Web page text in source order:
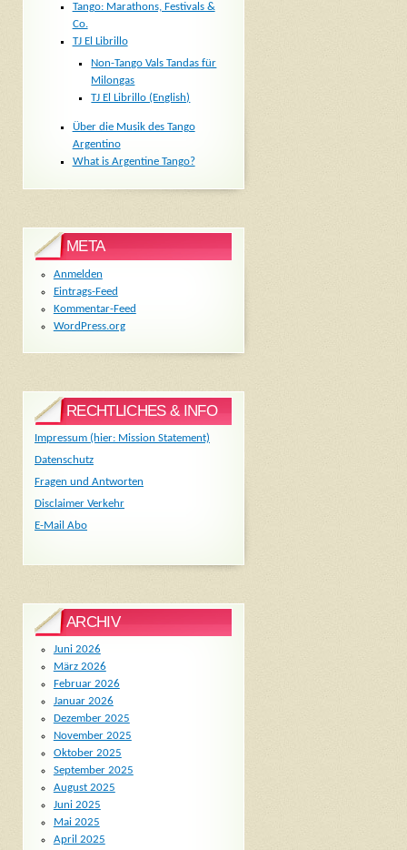
Tango: Marathons, Festivals &
Co.
TJ El Librillo
Non-Tango Vals Tandas für
Milongas
TJ El Librillo (English)
Über die Musik des Tango
Argentino
What is Argentine Tango?
META
Anmelden
Eintrags-Feed
Kommentar-Feed
WordPress.org
RECHTLICHES & INFO
Impressum (hier: Mission Statement)
Datenschutz
Fragen und Antworten
Disclaimer Verkehr
E-Mail Abo
ARCHIV
Juni 2026
März 2026
Februar 2026
Januar 2026
Dezember 2025
November 2025
Oktober 2025
September 2025
August 2025
Juni 2025
Mai 2025
April 2025